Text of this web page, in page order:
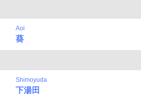
Aoi
葵
Shimoyuda
下湯田